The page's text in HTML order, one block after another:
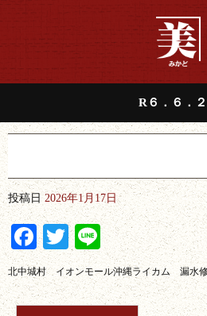
R６．６．
投稿日 2026年1月17日
Facebook
Twitter
Line
北中城村 イオンモール沖縄ライカム 漏水